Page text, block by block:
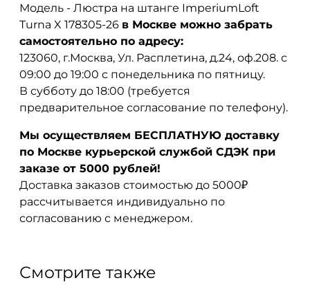
Модель - Люстра на штанге ImperiumLoft
Turna X 178305-26 в Москве можно забрать
самостоятельно по адресу:
123060, г.Москва, Ул. Расплетина, д.24, оф.208. с
09:00 до 19:00 с понедельника по пятницу.
В субботу до 18:00 (требуется
предварительное согласование по телефону).
Мы осуществляем БЕСПЛАТНУЮ доставку
по Москве курьерской службой СДЭК при
заказе от 5000 рублей!
Доставка заказов стоимостью до 5000₽
рассчитывается индивидуально по
согласованию с менеджером.
Смотрите также